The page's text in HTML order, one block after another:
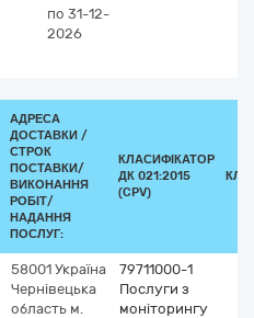
по 31-12-
2026
АДРЕСА
ДОСТАВКИ /
СТРОК
ПОСТАВКИ/
ВИКОНАННЯ
РОБІТ/
НАДАННЯ
ПОСЛУГ:
КЛАСИФІКАТОР
ДК 021:2015
(CPV)
58001 Україна
Чернівецька
область м.
79711000-1
Послуги з
моніторингу